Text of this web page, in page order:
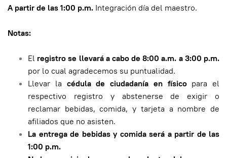
A partir de las 1:00 p.m. Integración día del maestro.
Notas:
El registro se llevará a cabo de 8:00 a.m. a 3:00 p.m.
por lo cual agradecemos su puntualidad.
Llevar la cédula de ciudadanía en físico para el
respectivo registro y abstenerse de exigir o
reclamar bebidas, comida, y tarjeta a nombre de
afiliados que no asisten.
La entrega de bebidas y comida será a partir de las
1:00 p.m.